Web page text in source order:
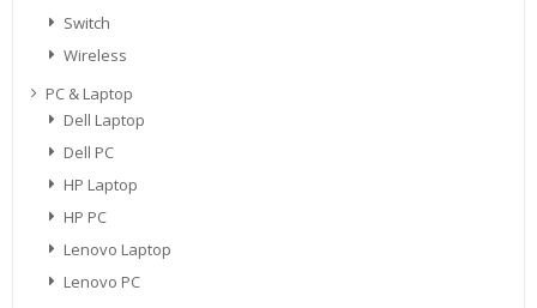
Switch
Wireless
PC & Laptop
Dell Laptop
Dell PC
HP Laptop
HP PC
Lenovo Laptop
Lenovo PC